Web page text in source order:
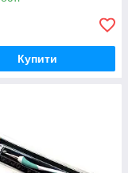
Купити